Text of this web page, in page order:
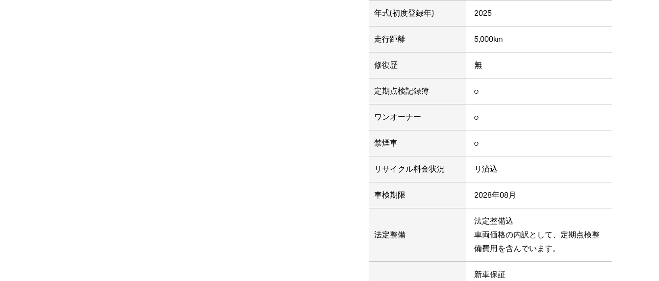
年式(初度登録年) 2025
走行距離 5,000km
修復歴 無
定期点検記録簿 ○
ワンオーナー ○
禁煙車 ○
リサイクル料金状況 リ済込
車検期限 2028年08月
法定整備
法定整備込
車両価格の内訳として、定期点検整
備費用を含んでいます。
新車保証